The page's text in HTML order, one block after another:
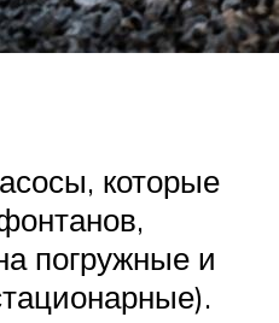
которые
погружные и